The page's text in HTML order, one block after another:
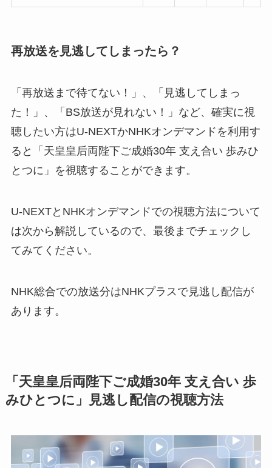
再放送を見逃してしまったら？
「再放送まで待てない！」、「見逃してしまっ
た！」、「BS放送が見れない！」など、確実に視
聴したい方はU-NEXTかNHKオンデマンドを利用す
ると「天皇皇后両陛下ご成婚30年 支え合い 歩みひ
とつに」を視聴することができます。
U-NEXTとNHKオンデマンドでの視聴方法について
は次から解説しているので、最後までチェックし
てみてください。
NHK総合での放送分はNHKプラスで見逃し配信が
あります。
「天皇皇后両陛下ご成婚30年 支え合い 歩
みひとつに」見逃し配信の視聴方法